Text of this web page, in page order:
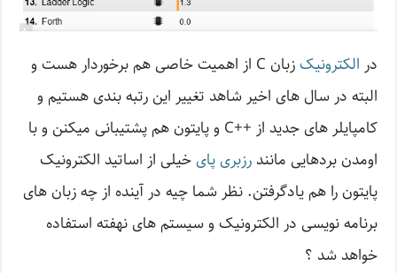
در الکترونیک
زبان C از اهمیت خاصی هم برخوردار هست و
البته در سال های اخیر شاهد تغییر این رتبه بندی هستیم و
کامپایلر های جدید از ++C و پایتون هم پشتیبانی میکنن و با
اومدن بردهایی مانندرزبری پایخیلی از اساتید الکترونیک
پایتون را هم یادگرفتن. نظر شما چیه در آینده از چه زبان های
برنامه نویسی در الکترونیک و سیستم های نهفته استفاده
خواهد شد ؟